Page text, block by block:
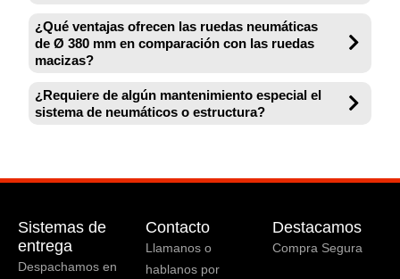
¿Qué ventajas ofrecen las ruedas neumáticas
de Ø 380 mm en comparación con las ruedas
macizas?
¿Requiere de algún mantenimiento especial el
sistema de neumáticos o estructura?
Sistemas de
entrega
Despachamos en
Contacto
Llamanos o
hablanos por
Destacamos
Compra Segura